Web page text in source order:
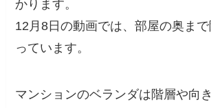
かります。
12月8日の動画では、部屋の奥ま
っています。
マンションのベランダは階層や向